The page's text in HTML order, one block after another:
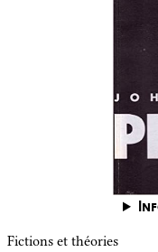
Fictions et théories